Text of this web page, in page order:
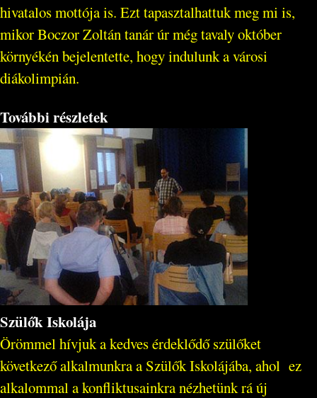
hivatalos mottója is. Ezt tapasztalhattuk meg mi is,
mikor Boczor Zoltán tanár úr még tavaly október
környékén bejelentette, hogy indulunk a városi
diákolimpián.
További részletek
Szülők Iskolája
Örömmel hívjuk a kedves érdeklődő szülőket
következő alkalmunkra a Szülők Iskolájába, ahol ez
alkalommal a konfliktusainkra nézhetünk rá új